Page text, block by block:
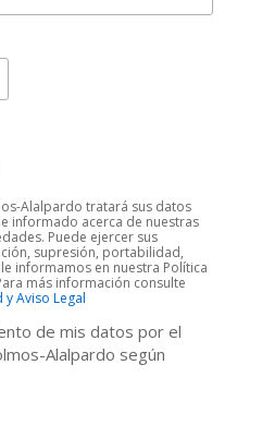
Alalpardo tratará sus datos
informado acerca de nuestras
Puede ejercer sus
supresión, portabilidad,
informamos en nuestra Política
más información consulte
Aviso Legal
de mis datos por el
Alalpardo según